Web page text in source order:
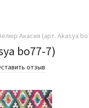
Акасия (арт. Akasya
bo77-7)
отзыв